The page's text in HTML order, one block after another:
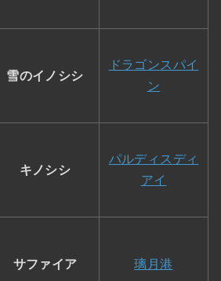
雪のイノシシ
ドラゴンスパイ
ン
キノシシ
パルディスディ
アイ
サファイア 璃月港